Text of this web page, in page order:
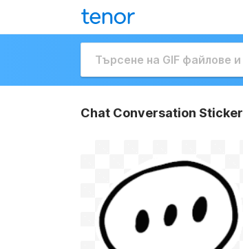
Chat Conversation Sticker